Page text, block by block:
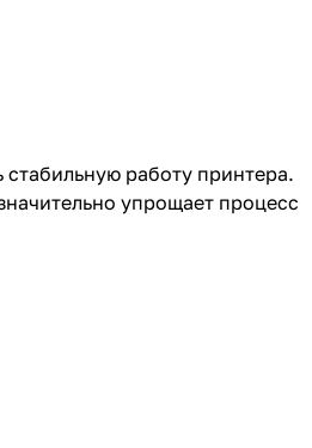
стабильную работу принтера.
упрощает процесс